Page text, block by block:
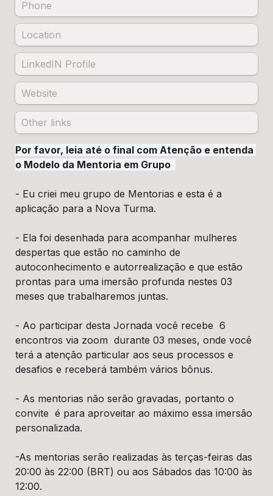
Por favor, leia até o final com Atenção e entenda
o Modelo da Mentoria em Grupo
- Eu criei meu grupo de Mentorias e esta é a
aplicação para a Nova Turma.
- Ela foi desenhada para acompanhar mulheres
despertas que estão no caminho de
autoconhecimento e autorrealização e que estão
prontas para uma imersão profunda nestes 03
meses que trabalharemos juntas.
- Ao participar desta Jornada você recebe  6
encontros via zoom  durante 03 meses, onde você
terá a atenção particular aos seus processos e
desafios e receberá também vários bônus.
- As mentorias não serão gravadas, portanto o
convite  é para aproveitar ao máximo essa imersão
personalizada.
-As mentorias serão realizadas às terças-feiras das
20:00 às 22:00 (BRT) ou aos Sábados das 10:00 às
12:00.